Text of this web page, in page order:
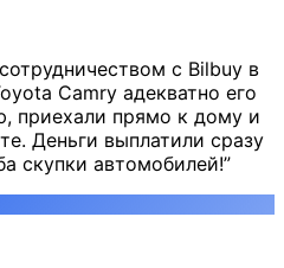
с Bilbuy в
Camry адекватно его
приехали прямо к дому и
Деньги выплатили сразу
скупки автомобилей!”